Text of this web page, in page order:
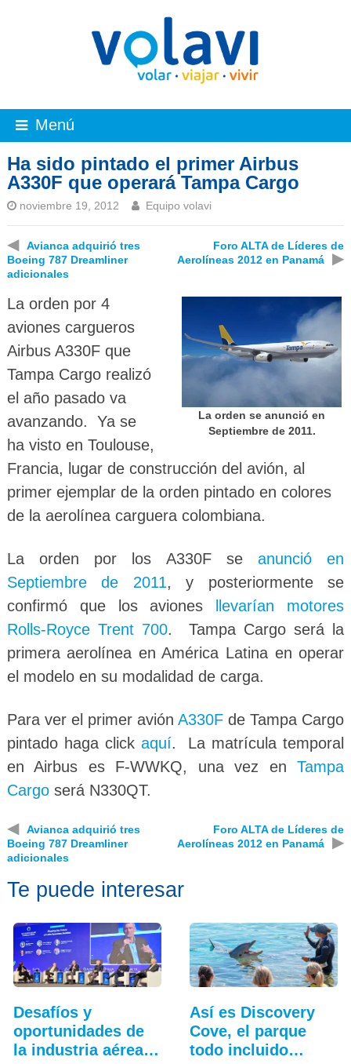
Menú
Ha sido pintado el primer Airbus
A330F que operará Tampa Cargo
noviembre 19, 2012 Equipo volavi
◀
Avianca adquirió tres
Boeing 787 Dreamliner
adicionales
Foro ALTA de Líderes de
Aerolíneas 2012 en Panamá
▶
La orden se anunció en
Septiembre de 2011.
La orden por 4
aviones cargueros
Airbus A330F que
Tampa Cargo realizó
el año pasado va
avanzando. Ya se
ha visto en Toulouse,
Francia, lugar de construcción del avión, al
primer ejemplar de la orden pintado en colores
de la aerolínea carguera colombiana.
La orden por los A330F se anunció en
Septiembre de 2011, y posteriormente se
confirmó que los aviones
llevarían motores
Rolls-Royce Trent 700. Tampa Cargo será la
primera aerolínea en América Latina en operar
el modelo en su modalidad de carga.
Para ver el primer aviónA330F de Tampa Cargo
pintado haga click aquí. La matrícula temporal
en Airbus es F-WWKQ, una vez enTampa
Cargoserá N330QT.
◀
Avianca adquirió tres
Boeing 787 Dreamliner
adicionales
Foro ALTA de Líderes de
Aerolíneas 2012 en Panamá
▶
Te puede interesar
Desafíos y
oportunidades de
la industria aérea
Así es Discovery
Cove, el parque
todo incluido